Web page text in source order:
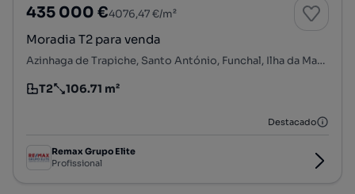
435 000 €4076,47 €/m²
Moradia T2 para venda
Azinhaga de Trapiche, Santo António, Funchal, Ilha da Madeira
Tipologia
T2
Preço por metro quadrado
106.71 m²
Destacado
Remax Grupo Elite
Profissional